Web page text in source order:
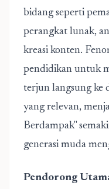
bidang seperti
perangkat lunak,
kreasi konten.
pendidikan untuk
terjun langsung ke
yang relevan,
Berdampak"
generasi muda
Pendorong